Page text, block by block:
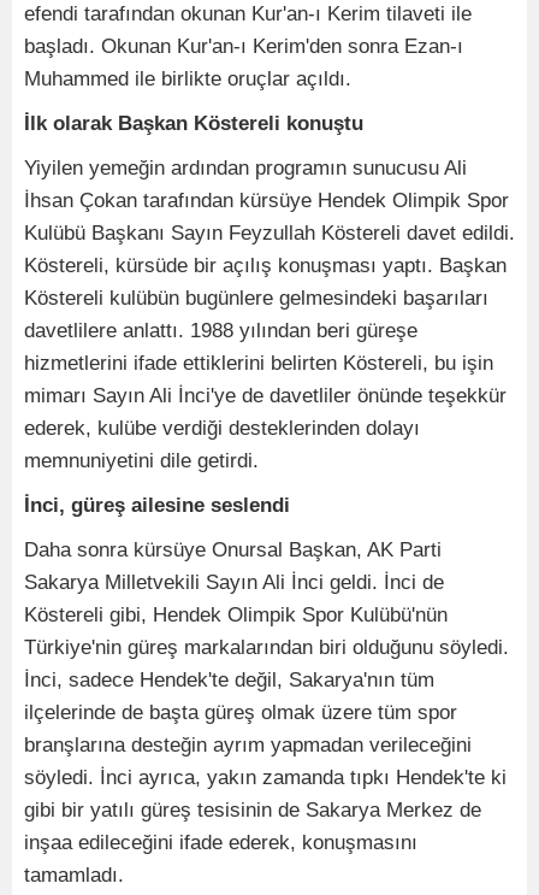
efendi tarafından okunan Kur'an-ı Kerim tilaveti ile
başladı. Okunan Kur'an-ı Kerim'den sonra Ezan-ı
Muhammed ile birlikte oruçlar açıldı.
İlk olarak Başkan Köstereli konuştu
Yiyilen yemeğin ardından programın sunucusu Ali
İhsan Çokan tarafından kürsüye Hendek Olimpik Spor
Kulübü Başkanı Sayın Feyzullah Köstereli davet edildi.
Köstereli, kürsüde bir açılış konuşması yaptı. Başkan
Köstereli kulübün bugünlere gelmesindeki başarıları
davetlilere anlattı. 1988 yılından beri güreşe
hizmetlerini ifade ettiklerini belirten Köstereli, bu işin
mimarı Sayın Ali İnci'ye de davetliler önünde teşekkür
ederek, kulübe verdiği desteklerinden dolayı
memnuniyetini dile getirdi.
İnci, güreş ailesine seslendi
Daha sonra kürsüye Onursal Başkan, AK Parti
Sakarya Milletvekili Sayın Ali İnci geldi. İnci de
Köstereli gibi, Hendek Olimpik Spor Kulübü'nün
Türkiye'nin güreş markalarından biri olduğunu söyledi.
İnci, sadece Hendek'te değil, Sakarya'nın tüm
ilçelerinde de başta güreş olmak üzere tüm spor
branşlarına desteğin ayrım yapmadan verileceğini
söyledi. İnci ayrıca, yakın zamanda tıpkı Hendek'te ki
gibi bir yatılı güreş tesisinin de Sakarya Merkez de
inşaa edileceğini ifade ederek, konuşmasını
tamamladı.